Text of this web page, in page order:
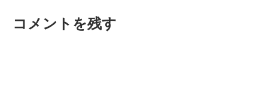
ゲ
稿:
コメントを残す